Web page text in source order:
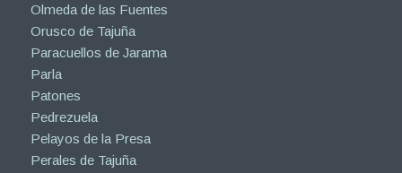
Olmeda de las Fuentes
Orusco de Tajuña
Paracuellos de Jarama
Parla
Patones
Pedrezuela
Pelayos de la Presa
Perales de Tajuña